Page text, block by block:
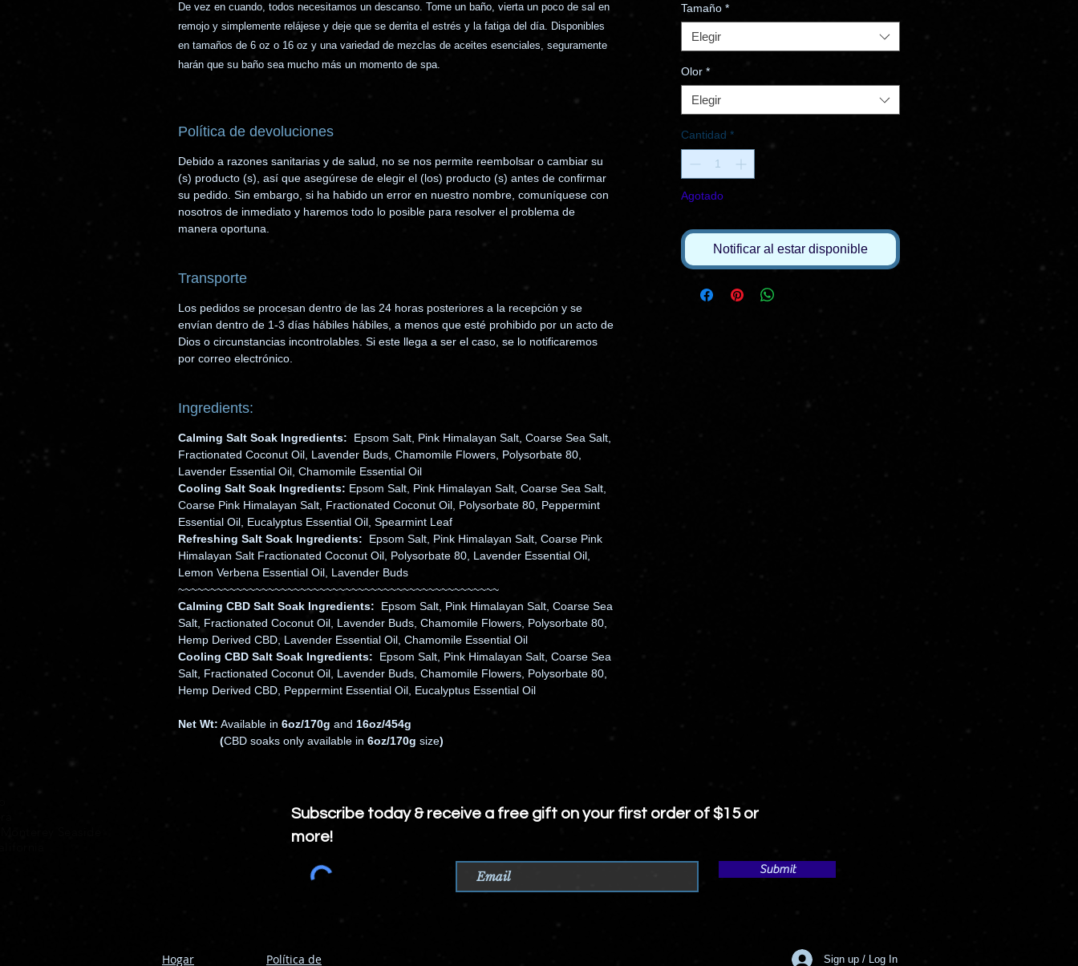
De vez en cuando, todos necesitamos un descanso. Tome un baño, vierta un poco de sal en
remojo y simplemente relájese y deje que se derrita el estrés y la fatiga del día. Disponibles
en tamaños de 6 oz o 16 oz y una variedad de mezclas de aceites esenciales, seguramente
harán que su baño sea mucho más un momento de spa.
Política de devoluciones
Debido a razones sanitarias y de salud, no se nos permite reembolsar o cambiar su
(s) producto (s), así que asegúrese de elegir el (los) producto (s) antes de confirmar
su pedido. Sin embargo, si ha habido un error en nuestro nombre, comuníquese con
nosotros de inmediato y haremos todo lo posible para resolver el problema de
manera oportuna.
Transporte
Los pedidos se procesan dentro de las 24 horas posteriores a la recepción y se
envían dentro de 1-3 días hábiles hábiles, a menos que esté prohibido por un acto de
Dios o circunstancias incontrolables. Si este llega a ser el caso, se lo notificaremos
por correo electrónico.
Ingredients:
Calming Salt Soak Ingredients: Epsom Salt, Pink Himalayan Salt, Coarse Sea Salt,
Fractionated Coconut Oil, Lavender Buds, Chamomile Flowers, Polysorbate 80,
Lavender Essential Oil, Chamomile Essential Oil
Cooling Salt Soak Ingredients: Epsom Salt, Pink Himalayan Salt, Coarse Sea Salt,
Coarse Pink Himalayan Salt, Fractionated Coconut Oil, Polysorbate 80, Peppermint
Essential Oil, Eucalyptus Essential Oil, Spearmint Leaf
Refreshing Salt Soak Ingredients: Epsom Salt, Pink Himalayan Salt, Coarse Pink
Himalayan Salt Fractionated Coconut Oil, Polysorbate 80, Lavender Essential Oil,
Lemon Verbena Essential Oil, Lavender Buds
~~~~~~~~~~~~~~~~~~~~~~~~~~~~~~~~~~~~~~~~~~~~~~~~~~
Calming CBD Salt Soak Ingredients: Epsom Salt, Pink Himalayan Salt, Coarse Sea
Salt, Fractionated Coconut Oil, Lavender Buds, Chamomile Flowers, Polysorbate 80,
Hemp Derived CBD, Lavender Essential Oil, Chamomile Essential Oil
Cooling CBD Salt Soak Ingredients: Epsom Salt, Pink Himalayan Salt, Coarse Sea
Salt, Fractionated Coconut Oil, Lavender Buds, Chamomile Flowers, Polysorbate 80,
Hemp Derived CBD, Peppermint Essential Oil, Eucalyptus Essential Oil
Net Wt: Available in 6oz/170g and 16oz/454g
(CBD soaks only available in 6oz/170g size)
Tamaño *
Elegir
Olor *
Elegir
Cantidad *
Agotado
Notificar al estar disponible
Subscribe today & receive a free gift on your first order of $15 or
more!
Submit
Hogar Política de Sign up / Log In